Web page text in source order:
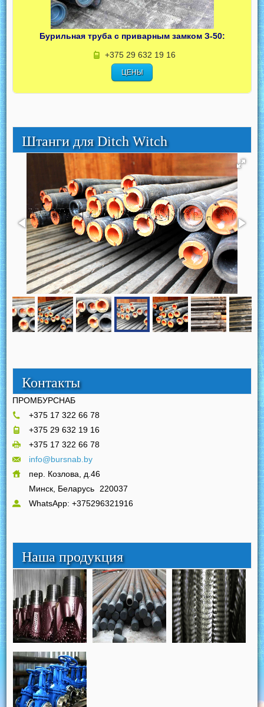
Бурильная труба с приварным замком З-50:
+375 29 632 19 16
ЦЕНЫ
Штанги для Ditch Witch
Контакты
ПРОМБУРСНАБ
+375 17 322 66 78
+375 29 632 19 16
+375 17 322 66 78
info@bursnab.by
пер. Козлова, д.46
Минск, Беларусь
220037
WhatsApp: +375296321916
Наша продукция